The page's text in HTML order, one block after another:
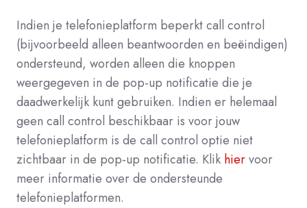
Indien je telefonieplatform beperkt call control
(bijvoorbeeld alleen beantwoorden en beëindigen)
ondersteund, worden alleen die knoppen
weergegeven in de pop-up notificatie die je
daadwerkelijk kunt gebruiken. Indien er helemaal
geen call control beschikbaar is voor jouw
telefonieplatform is de call control optie niet
zichtbaar in de pop-up notificatie. Klik hiervoor
meer informatie over de ondersteunde
telefonieplatformen.